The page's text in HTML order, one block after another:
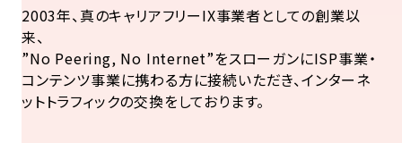
2003年、真のキャリアフリーIX事業者としての創業以
来、
”No Peering, No Internet”をスローガンにISP事業・
コンテンツ事業に携わる方に接続いただき、インターネ
ットトラフィックの交換をしております。